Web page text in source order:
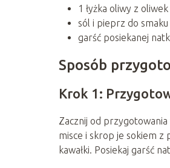
1 łyżka oliwy z oliwek
sól i pieprz do smaku
garść posiekanej
Sposób
Krok 1:
Zacznij od przygotowania
misce i skrop je sokiem
kawałki. Posiekaj garść